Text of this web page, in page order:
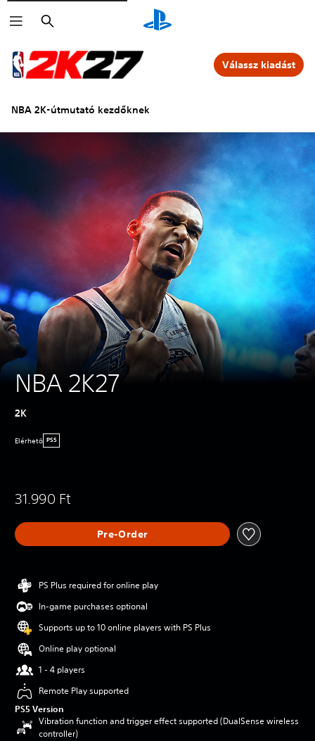
Keresés
NBA 2K-útmutató kezdőknek
Válassz kiadást
NBA 2K27
2K
Elérhetö PS5
31.990 Ft
Pre-Order
PS Plus required for online play
In-game purchases optional
Supports up to 10 online players with PS Plus
Online play optional
1 - 4 players
Remote Play supported
PS5 Version
Vibration function and trigger effect supported (DualSense wireless
controller)